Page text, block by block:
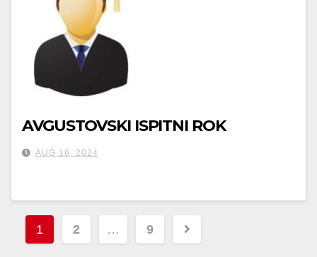
AVGUSTOVSKI ISPITNI ROK
AUG 16, 2024
Posts
1 2 … 9